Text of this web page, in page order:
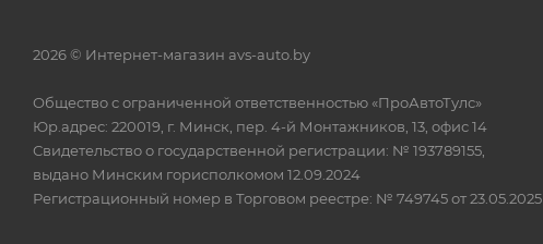
2026 © Интернет-магазин avs-auto.by
Общество с ограниченной ответственностью «ПроАвтоТулс»
Юр.адрес: 220019, г. Минск, пер. 4-й Монтажников, 13, офис 14
Свидетельство о государственной регистрации: № 193789155,
выдано Минским горисполкомом 12.09.2024
Регистрационный номер в Торговом реестре: № 749745 от 23.05.2025